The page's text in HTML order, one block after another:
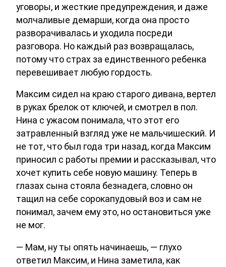
уговоры, и жесткие предупреждения, и даже
молчаливые демарши, когда она просто
разворачивалась и уходила посреди
разговора. Но каждый раз возвращалась,
потому что страх за единственного ребенка
перевешивает любую гордость.
Максим сидел на краю старого дивана, вертел
в руках брелок от ключей, и смотрел в пол.
Нина с ужасом понимала, что этот его
затравленный взгляд уже не мальчишеский. И
не тот, что был года три назад, когда Максим
приносил с работы премии и рассказывал, что
хочет купить себе новую машину. Теперь в
глазах сына стояла безнадега, словно он
тащил на себе сорокапудовый воз и сам не
понимал, зачем ему это, но остановиться уже
не мог.
— Мам, ну ты опять начинаешь, — глухо
ответил Максим, и Нина заметила, как